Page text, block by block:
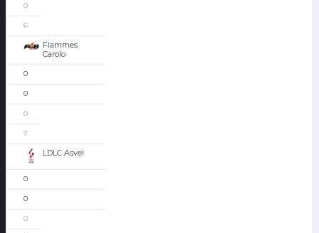
0
6
Flammes
Carolo
0
0
0
7
LDLC Asvel
0
0
0